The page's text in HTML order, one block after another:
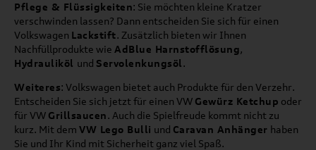
Pflege & Flüssigkeiten: Sie möchten kleine Kratzer
verschwinden lassen? Dann entscheiden Sie sich für einen
Volkswagen Lackstift. Zusätzlich bieten wir Ihnen
Nachfüllprodukte wie AdBlue Harnstofflösung,
Hydrauliköl und Servolenkungsöl.
Weiteres: Volkswagen bietet auch Produkte für den Verzehr.
Entscheiden Sie sich jetzt für einen VW Gewürz Ketchup oder
für VW Grillsaucen. Auch die Spielfreude kommt nicht zu
kurz. Mit dem VW Lego Bulli und Caravan Anhänger haben
Sie und Ihr Kind mit Sicherheit ganz viel Spaß.